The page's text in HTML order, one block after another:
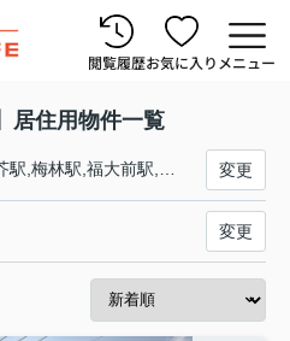
閲覧履歴お気に入り メニュー
居住用物件一覧
橋本駅,次郎丸駅,賀茂駅,野芥駅,梅林駅,福大前駅,七隈駅,金山駅,茶山駅,別府駅,六本松駅,桜坂駅,薬院大通駅,薬院駅,渡辺通駅,天神南駅,櫛田神社前駅,博多駅 変更
変更